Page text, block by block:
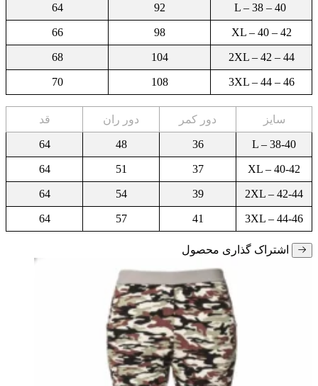
L – 38 – 40
92
64
XL – 40 – 42
98
66
2XL – 42 – 44
104
68
3XL – 44 – 46
108
70
سایز دور کمر دور ران قد
L – 38-40
36
48
64
XL – 40-42
37
51
64
2XL – 42-44
39
54
64
3XL – 44-46
41
57
64
اشتراک گذاری محصول